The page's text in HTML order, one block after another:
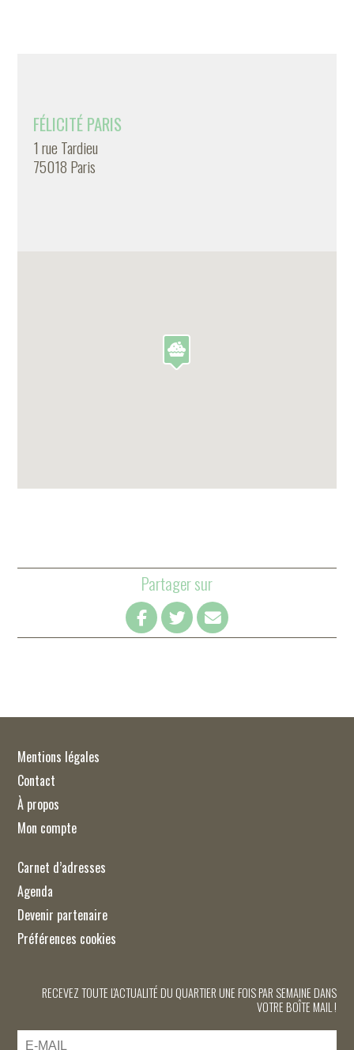
FÉLICITÉ PARIS
1 rue Tardieu
75018 Paris
Partager sur
Mentions légales
Contact
À propos
Mon compte
Carnet d’adresses
Agenda
Devenir partenaire
Préférences cookies
RECEVEZ TOUTE L'ACTUALITÉ DU QUARTIER UNE FOIS PAR SEMAINE DANS
VOTRE BOÎTE MAIL !